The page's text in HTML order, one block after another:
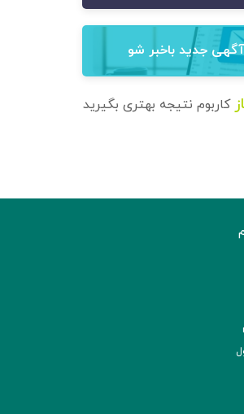
آگهی‌ جدید باخبر شو
کاربوم نتیجه بهتری بگیرید